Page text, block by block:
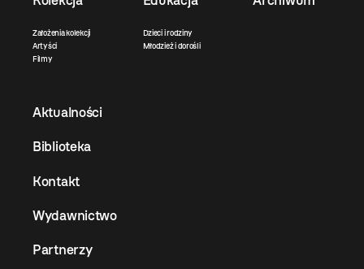
Założenia kolekcji
Artyści
Filmy
Dzieci i rodziny
Młodzież i dorośli
Aktualności
Biblioteka
Kontakt
Wydawnictwo
Partnerzy